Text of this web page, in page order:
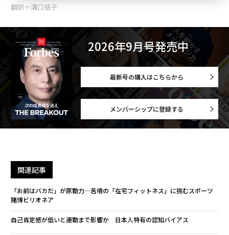
翻訳＝溝口慈子
2026年9月号発売中
最新号の購入はこちらから
メンバーシップに登録する
関連記事
「お前はバカだ」が原動力―苦境の「在宅フィットネス」に挑むスポーツ
賭博ビリオネア
自己肯定感が低いと運動まで影響か 日本人特有の認知バイアス